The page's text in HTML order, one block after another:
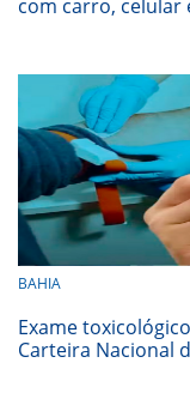
com carro, celular
BAHIA
Exame
Carteira Nacional